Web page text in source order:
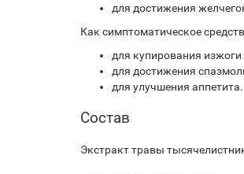
для достижения
Как симптоматическое
для купирования
для достижения
для улучшения аппетита.
Состав
Экстракт травы